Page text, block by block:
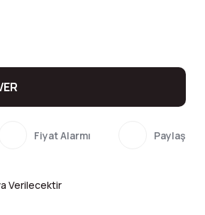
Fiyat Alarmı Paylaş
Verilecektir